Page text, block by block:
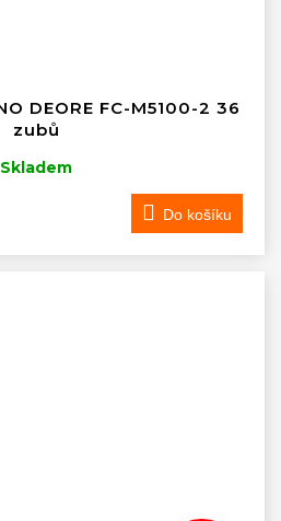
DEORE FC-M5100-2 36
zubů
Skladem
Do košíku